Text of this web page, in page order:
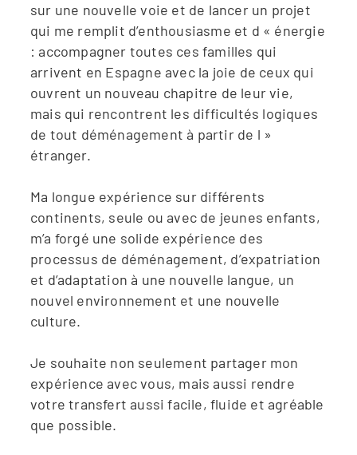
sur une nouvelle voie et de lancer un projet
qui me remplit d’enthousiasme et d « énergie
: accompagner toutes ces familles qui
arrivent en Espagne avec la joie de ceux qui
ouvrent un nouveau chapitre de leur vie,
mais qui rencontrent les difficultés logiques
de tout déménagement à partir de l »
étranger.
Ma longue expérience sur différents
continents, seule ou avec de jeunes enfants,
m’a forgé une solide expérience des
processus de déménagement, d’expatriation
et d’adaptation à une nouvelle langue, un
nouvel environnement et une nouvelle
culture.
Je souhaite non seulement partager mon
expérience avec vous, mais aussi rendre
votre transfert aussi facile, fluide et agréable
que possible.